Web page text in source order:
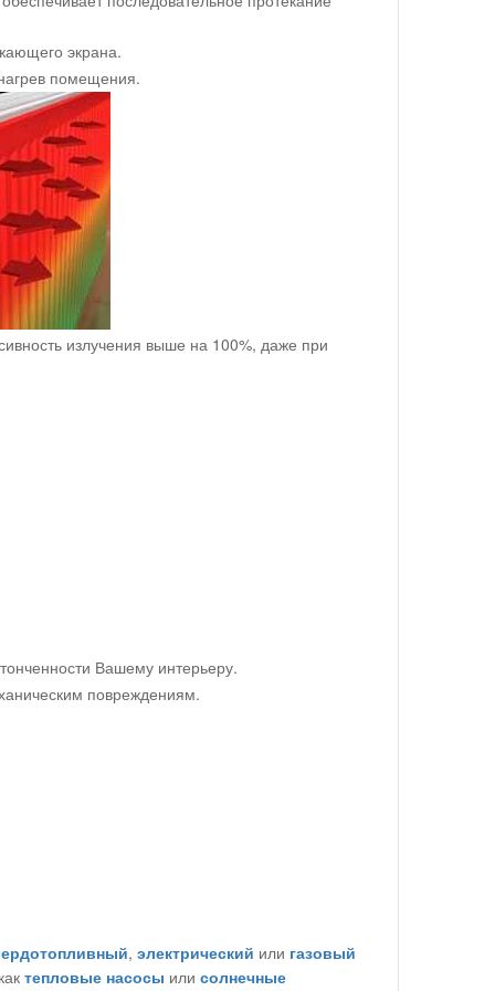
экрана.
помещения.
излучения выше на 100%, даже при
Вашему интерьеру.
повреждениям.
, электрический или газовый
тепловые насосы или солнечные